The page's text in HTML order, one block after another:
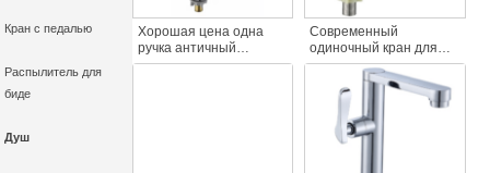
Кран с педалью
Распылитель для
биде
Душ
Хорошая цена одна
ручка античный
бассейн кран хром
Современный
одиночный кран для
холодной воды 304
нержавеющая сталь
матовый никель одно
отверстие кран для
воды роскошь для
вашей ванной комнаты